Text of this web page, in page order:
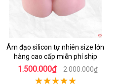
Âm đạo silicon tự nhiên size lớn
hàng cao cấp miễn phí ship
1.500.000₫ 2.000.000₫